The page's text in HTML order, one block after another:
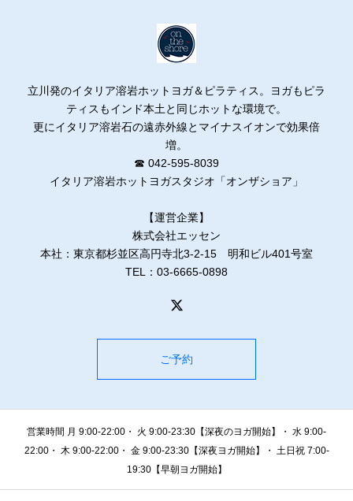
立川発のイタリア溶岩ホットヨガ＆ピラティス。ヨガもピラ
ティスもインド本土と同じホットな環境で。
更にイタリア溶岩石の遠赤外線とマイナスイオンで効果倍
増。
☎ 042-595-8039
イタリア溶岩ホットヨガスタジオ「オンザショア」
【運営企業】
株式会社エッセン
本社：東京都杉並区高円寺北3-2-15 明和ビル401号室
TEL：03-6665-0898
ご予約
営業時間 月 9:00-22:00・ 火 9:00-23:30【深夜のヨガ開始】・ 水 9:00-
22:00・ 木 9:00-22:00・ 金 9:00-23:30【深夜ヨガ開始】・ 土日祝 7:00-
19:30【早朝ヨガ開始】